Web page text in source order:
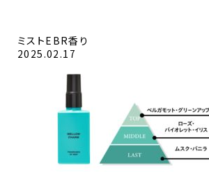
ミストEBR香り
2025.02.17